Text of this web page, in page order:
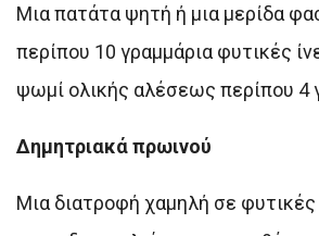
Μια πατάτα ψητή ή μια μερίδα
περίπου 10 γραμμάρια φυτικές
ψωμί ολικής αλέσεως περίπου 4
Δημητριακά πρωινού
Μια διατροφή χαμηλή σε φυτικές